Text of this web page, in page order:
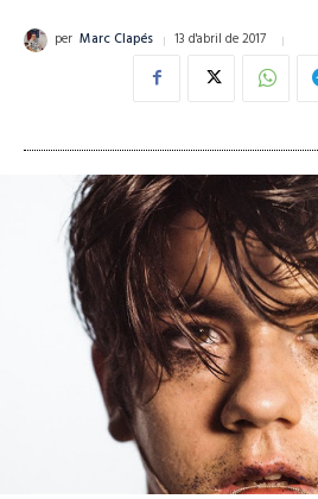
per Marc Clapés 13 d'abril de 2017